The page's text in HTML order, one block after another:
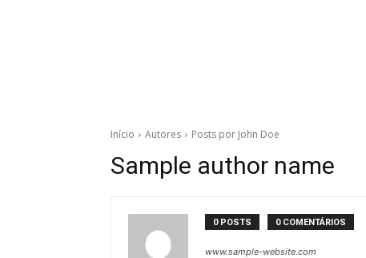
Início Autores Posts por John Doe
Sample author name
0 POSTS 0 COMENTÁRIOS
www.sample-website.com